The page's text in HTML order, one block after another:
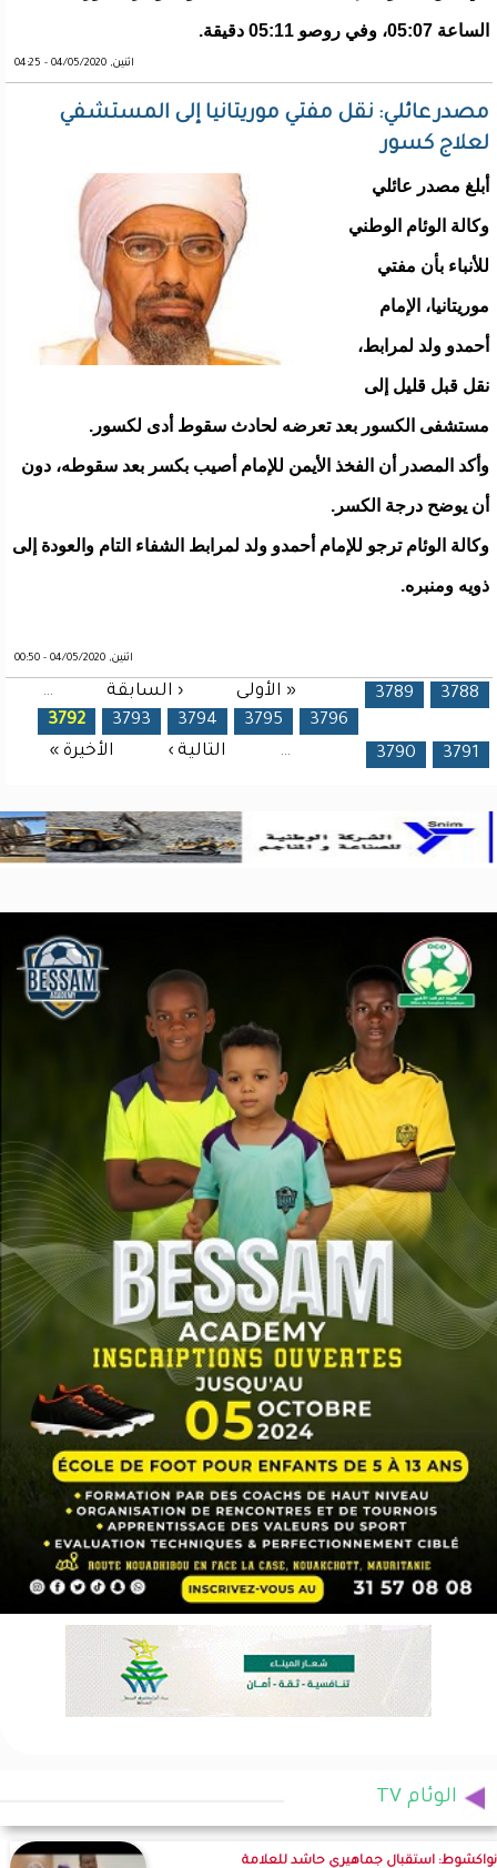
الساعة 05:07، وفي روصو 05:11 دقيقة.
اثنين, 04/05/2020 - 04:25
مصدر عائلي: نقل مفتي موريتانيا إلى المستشفي
لعلاج كسور
أبلغ مصدر عائلي
وكالة الوئام الوطني
للأنباء بأن مفتي
موريتانيا، الإمام
أحمدو ولد لمرابط،
نقل قبل قليل إلى
مستشفى الكسور بعد تعرضه لحادث سقوط أدى لكسور.
وأكد المصدر أن الفخذ الأيمن للإمام أصيب بكسر بعد سقوطه، دون
أن يوضح درجة الكسر.
وكالة الوئام ترجو للإمام أحمدو ولد لمرابط الشفاء التام والعودة إلى
ذويه ومنبره.
اثنين, 04/05/2020 - 00:50
الصفحات « الأولى ‹ السابقة … 3788
3789
3790 3791
3792 3793 3794 3795
3796
…
التالية › الأخيرة »
الوئام TV
نواكشوط: استقبال جماهيري حاشد للعلامة